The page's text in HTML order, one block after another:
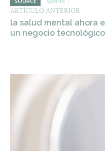
ARTÍCULO ANTERIOR
la salud mental ahora
un negocio tecnológico